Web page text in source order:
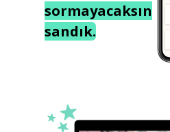
sormayacaksın
sandık.